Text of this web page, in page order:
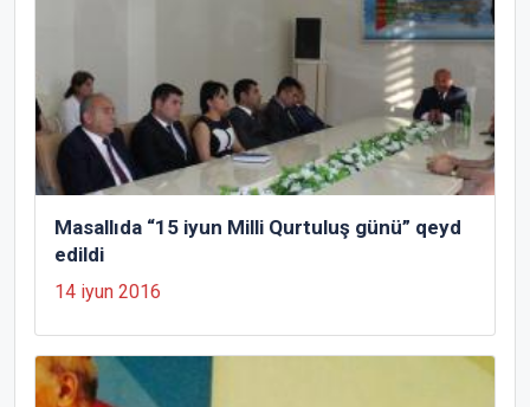
Masallıda “15 iyun Milli Qurtuluş günü” qeyd
edildi
14 iyun 2016